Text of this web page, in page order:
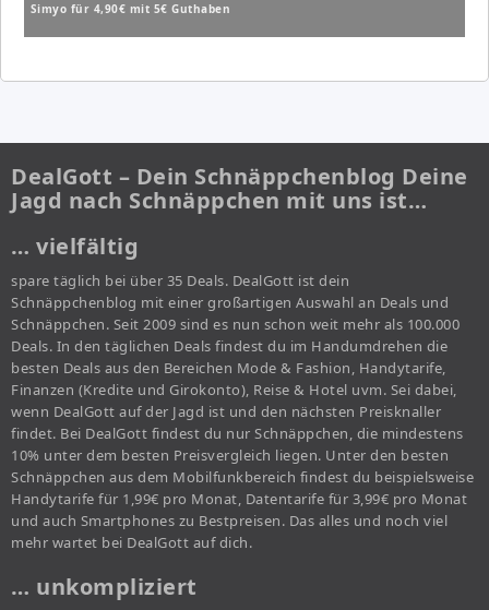
Simyo für 4,90€ mit 5€ Guthaben
DealGott – Dein Schnäppchenblog Deine
Jagd nach Schnäppchen mit uns ist…
… vielfältig
spare täglich bei über 35 Deals. DealGott ist dein
Schnäppchenblog mit einer großartigen Auswahl an Deals und
Schnäppchen. Seit 2009 sind es nun schon weit mehr als 100.000
Deals. In den täglichen Deals findest du im Handumdrehen die
besten Deals aus den Bereichen Mode & Fashion, Handytarife,
Finanzen (Kredite und Girokonto), Reise & Hotel uvm. Sei dabei,
wenn DealGott auf der Jagd ist und den nächsten Preisknaller
findet. Bei DealGott findest du nur Schnäppchen, die mindestens
10% unter dem besten Preisvergleich liegen. Unter den besten
Schnäppchen aus dem Mobilfunkbereich findest du beispielsweise
Handytarife für 1,99€ pro Monat, Datentarife für 3,99€ pro Monat
und auch Smartphones zu Bestpreisen. Das alles und noch viel
mehr wartet bei DealGott auf dich.
… unkompliziert